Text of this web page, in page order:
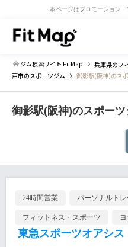
本ページはプロモーション
ジム検索サイト FitMap 兵庫県のフ
戸市のスポーツジム 御影駅(阪神)のス
御影駅(阪神)のスポー
24時間営業 パーソナルト
フィットネス・スポーツ
東急スポーツオアシ